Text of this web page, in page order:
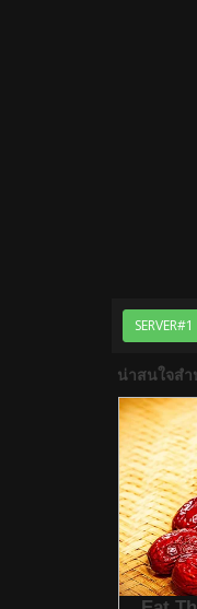
SERVER#1